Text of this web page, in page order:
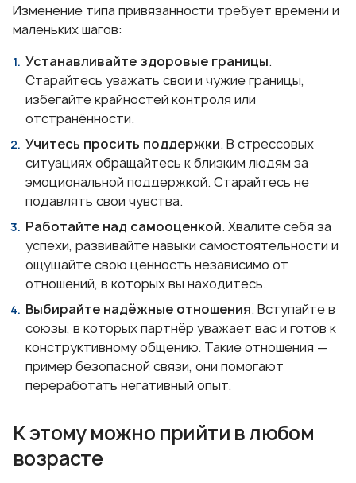
Изменение типа привязанности требует времени и
маленьких шагов:
Устанавливайте здоровые границы.
Старайтесь уважать свои и чужие границы,
избегайте крайностей контроля или
отстранённости.
Учитесь просить поддержки. В стрессовых
ситуациях обращайтесь к близким людям за
эмоциональной поддержкой. Старайтесь не
подавлять свои чувства.
Работайте над самооценкой. Хвалите себя за
успехи, развивайте навыки самостоятельности и
ощущайте свою ценность независимо от
отношений, в которых вы находитесь.
Выбирайте надёжные отношения. Вступайте в
союзы, в которых партнёр уважает вас и готов к
конструктивному общению. Такие отношения —
пример безопасной связи, они помогают
переработать негативный опыт.
К этому можно прийти в любом
возрасте